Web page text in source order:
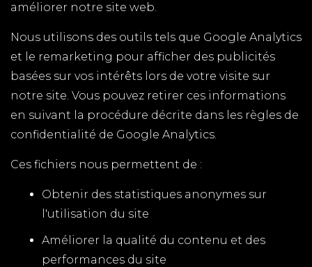
améliorer notre site web.
Nous utilisons des outils tels que Google Analytics
et le remarketing pour afficher des publicités
basées sur vos intérêts lors de votre visite sur
notre site. Vous pouvez retirer ces informations
en suivant la procédure décrite dans les règles de
confidentialité de Google Analytics.
Ces fichiers nous permettent de :
Obtenir des statistiques anonymes sur
l'utilisation du site
Améliorer la qualité du contenu et des
performances du site